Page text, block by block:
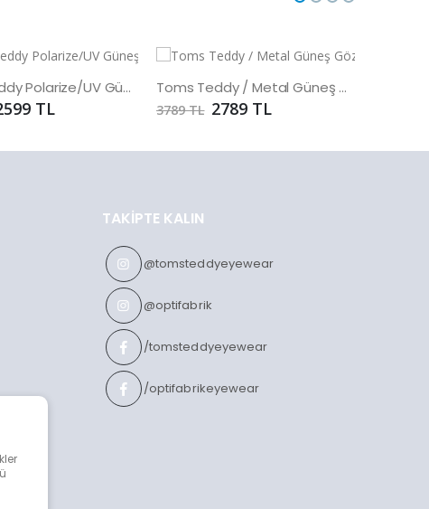
Toms Teddy Polarize/UV Güneş Gözlüğü
TL
Toms Teddy / Metal Güneş Gözlüğü
3789 TL 2789 TL
TAKIPTE KALIN
@tomsteddyeyewear
@optifabrik
/tomsteddyeyewear
/optifabrikeyewear